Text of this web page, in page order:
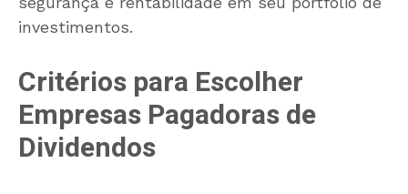
investimentos.
Critérios para Escolher
Empresas Pagadoras de
Dividendos